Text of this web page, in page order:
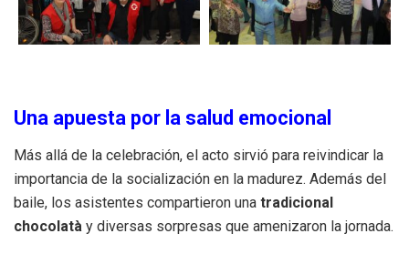
Una apuesta por la salud emocional
Más allá de la celebración, el acto sirvió para reivindicar la
importancia de la socialización en la madurez. Además del
baile, los asistentes compartieron una tradicional
chocolatà y diversas sorpresas que amenizaron la jornada.